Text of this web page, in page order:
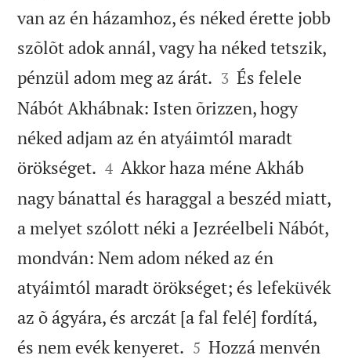
van az én házamhoz, és néked érette jobb
szõlõt adok annál, vagy ha néked tetszik,
pénzül adom meg az árát. 

3 És felele
Nábót Akhábnak: Isten õrizzen, hogy
néked adjam az én atyáimtól maradt
örökséget. 

4 Akkor haza méne Akháb
nagy bánattal és haraggal a beszéd miatt,
a melyet szólott néki a Jezréelbeli Nábót,
mondván: Nem adom néked az én
atyáimtól maradt örökséget; és lefeküvék
az õ ágyára, és arczát [a fal felé] fordítá,
és nem evék kenyeret. 

5 Hozzá menvén